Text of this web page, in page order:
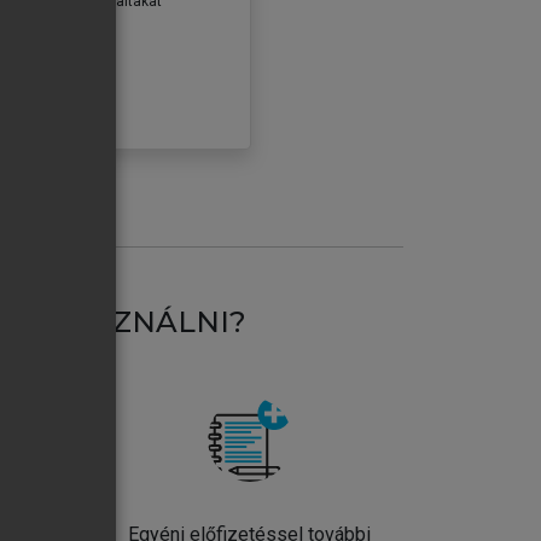
HASZNÁLNI?
Egyéni előfizetéssel további